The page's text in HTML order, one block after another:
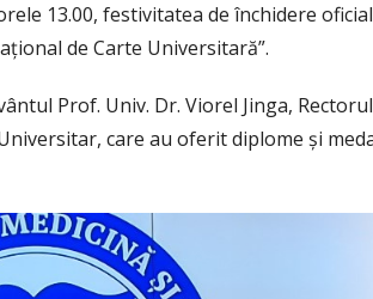
13.00, festivitatea de închidere
de Carte Universitară”.
Prof. Univ. Dr. Viorel Jinga,
care au oferit diplome şi